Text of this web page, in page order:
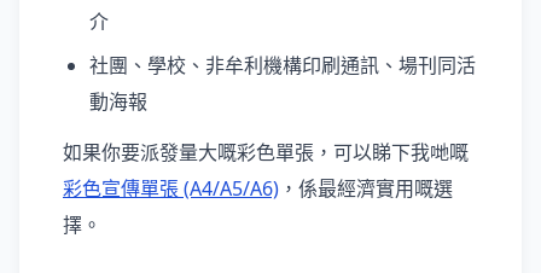
介
社團、學校、非牟利機構印刷通訊、場刊同活
動海報
如果你要派發量大嘅彩色單張，可以睇下我哋嘅
彩色宣傳單張 (A4/A5/A6) ，係最經濟實用嘅選
擇。